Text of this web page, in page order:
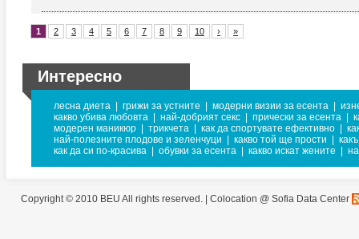
1 2 3 4 5 6 7 8 9 10 › »
Интересно
лесна диета грижи за устните модерни визии за есента
какво убива любовта
най-добрият секс прически за есента
модерен маникюр
трикчета как да спортувате ефективно
най-полезните плодове и зеленчуци
какво той ще прости
как да си по-красива
обувки за есента какво искат жените
Copyright © 2010 BEU All rights reserved. | Colocation @ Sofia Data Center